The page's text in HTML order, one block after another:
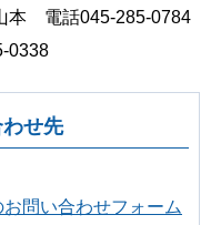
本 電話045-285-0784
0338
せ先
問い合わせフォーム